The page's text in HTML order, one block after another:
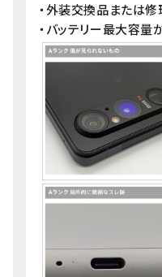
・外装交換品または
・バッテリー最大容量